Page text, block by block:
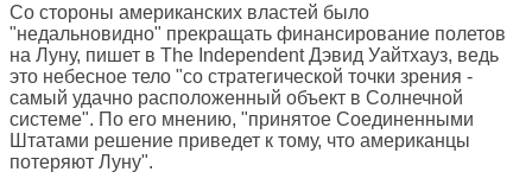
Со стороны американских властей было
"недальновидно" прекращать финансирование полетов
на Луну, пишет в The IndependentДэвид Уайтхауз, ведь
это небесное тело "со стратегической точки зрения -
самый удачно расположенный объект в Солнечной
системе". По его мнению, "принятое Соединенными
Штатами решение приведет к тому, что американцы
потеряют Луну".